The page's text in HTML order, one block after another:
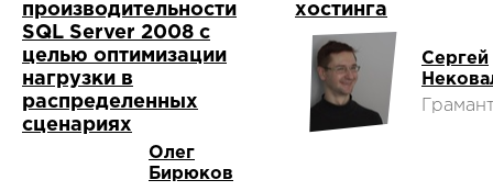
производительности
SQL Server 2008 с
целью оптимизации
нагрузки в
распределенных
сценариях
Олег
Бирюков
хостинга
Сергей